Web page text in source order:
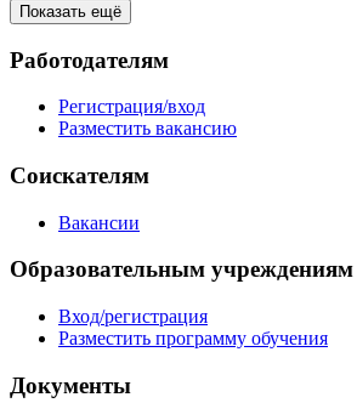
Показать ещё
Работодателям
Регистрация/вход
Разместить вакансию
Соискателям
Вакансии
Образовательным учреждениям
Вход/регистрация
Разместить программу обучения
Документы